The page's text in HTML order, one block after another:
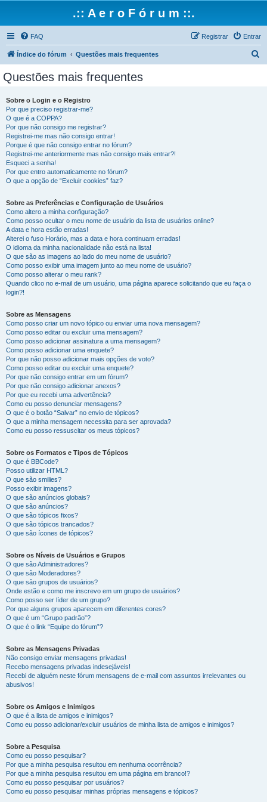
.:: A e r o F ó r u m ::.
FAQ Entrar
Registrar
Índice do fórum Questões mais frequentes
Questões mais frequentes
Sobre o Login e o Registro
Por que preciso registrar-me?
O que é a COPPA?
Por que não consigo me registrar?
Registrei-me mas não consigo entrar!
Porque é que não consigo entrar no fórum?
Registrei-me anteriormente mas não consigo mais entrar?!
Esqueci a senha!
Por que entro automaticamente no fórum?
O que a opção de “Excluir cookies” faz?
Sobre as Preferências e Configuração de Usuários
Como altero a minha configuração?
Como posso ocultar o meu nome de usuário da lista de usuários online?
A data e hora estão erradas!
Alterei o fuso Horário, mas a data e hora continuam erradas!
O idioma da minha nacionalidade não está na lista!
O que são as imagens ao lado do meu nome de usuário?
Como posso exibir uma imagem junto ao meu nome de usuário?
Como posso alterar o meu rank?
Quando clico no e-mail de um usuário, uma página aparece solicitando que eu faça o
login?!
Sobre as Mensagens
Como posso criar um novo tópico ou enviar uma nova mensagem?
Como posso editar ou excluir uma mensagem?
Como posso adicionar assinatura a uma mensagem?
Como posso adicionar uma enquete?
Por que não posso adicionar mais opções de voto?
Como posso editar ou excluir uma enquete?
Por que não consigo entrar em um fórum?
Por que não consigo adicionar anexos?
Por que eu recebi uma advertência?
Como eu posso denunciar mensagens?
O que é o botão “Salvar” no envio de tópicos?
O que a minha mensagem necessita para ser aprovada?
Como eu posso ressuscitar os meus tópicos?
Sobre os Formatos e Tipos de Tópicos
O que é BBCode?
Posso utilizar HTML?
O que são smilies?
Posso exibir imagens?
O que são anúncios globais?
O que são anúncios?
O que são tópicos fixos?
O que são tópicos trancados?
O que são ícones de tópicos?
Sobre os Níveis de Usuários e Grupos
O que são Administradores?
O que são Moderadores?
O que são grupos de usuários?
Onde estão e como me inscrevo em um grupo de usuários?
Como posso ser líder de um grupo?
Por que alguns grupos aparecem em diferentes cores?
O que é um “Grupo padrão”?
O que é o link “Equipe do fórum”?
Sobre as Mensagens Privadas
Não consigo enviar mensagens privadas!
Recebo mensagens privadas indesejáveis!
Recebi de alguém neste fórum mensagens de e-mail com assuntos irrelevantes ou
abusivos!
Sobre os Amigos e Inimigos
O que é a lista de amigos e inimigos?
Como eu posso adicionar/excluir usuários de minha lista de amigos e inimigos?
Sobre a Pesquisa
Como eu posso pesquisar?
Por que a minha pesquisa resultou em nenhuma ocorrência?
Por que a minha pesquisa resultou em uma página em branco!?
Como eu posso pesquisar por usuários?
Como eu posso pesquisar minhas próprias mensagens e tópicos?